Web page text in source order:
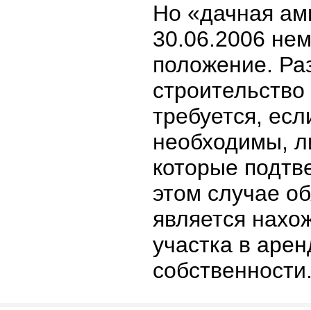
Но «дачная
30.06.2006
положение.
требуется,
необходимы,
которые
этом случае
является
участка в